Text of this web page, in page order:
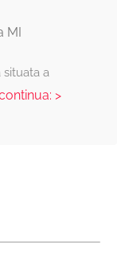
MI
a
>